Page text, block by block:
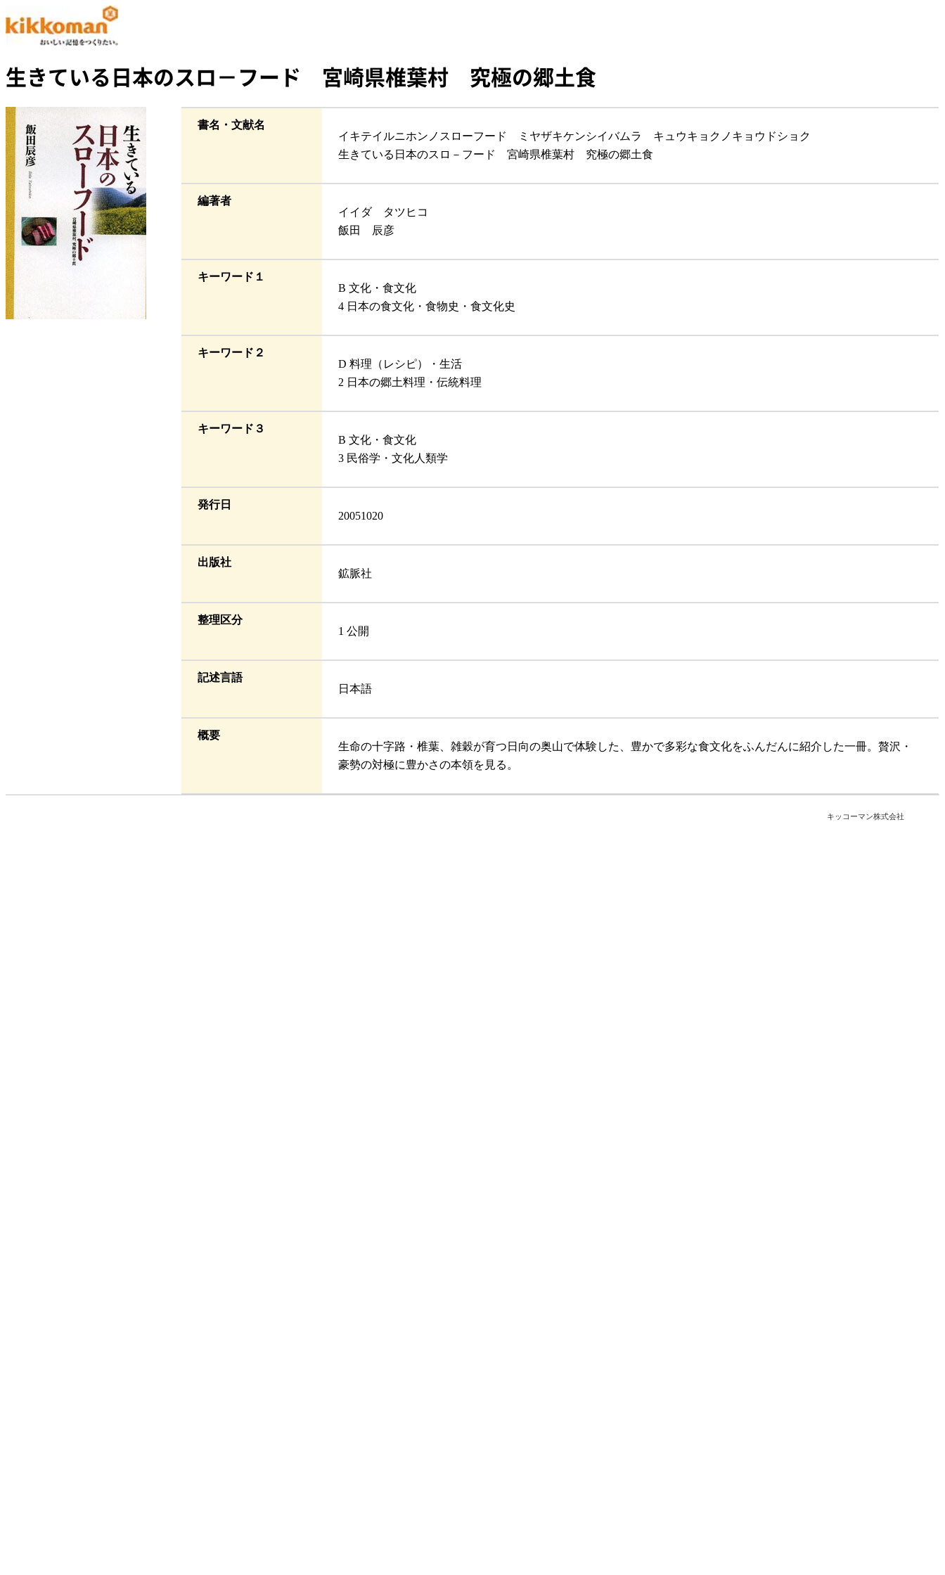
生きている日本のスロ－フード 宮崎県椎葉村 究極の郷土食
書名・文献名
イキテイルニホンノスローフード ミヤザキケンシイバムラ キュウキョクノキョウドショク
生きている日本のスロ－フード 宮崎県椎葉村 究極の郷土食
編著者
イイダ タツヒコ
飯田 辰彦
キーワード１
B 文化・食文化
4 日本の食文化・食物史・食文化史
キーワード２
D 料理（レシピ）・生活
2 日本の郷土料理・伝統料理
キーワード３
B 文化・食文化
3 民俗学・文化人類学
発行日
20051020
出版社
鉱脈社
整理区分
1 公開
記述言語
日本語
概要
生命の十字路・椎葉、雑穀が育つ日向の奥山で体験した、豊かで多彩な食文化をふんだんに紹介した一冊。贅沢・
豪勢の対極に豊かさの本領を見る。
キッコーマン株式会社